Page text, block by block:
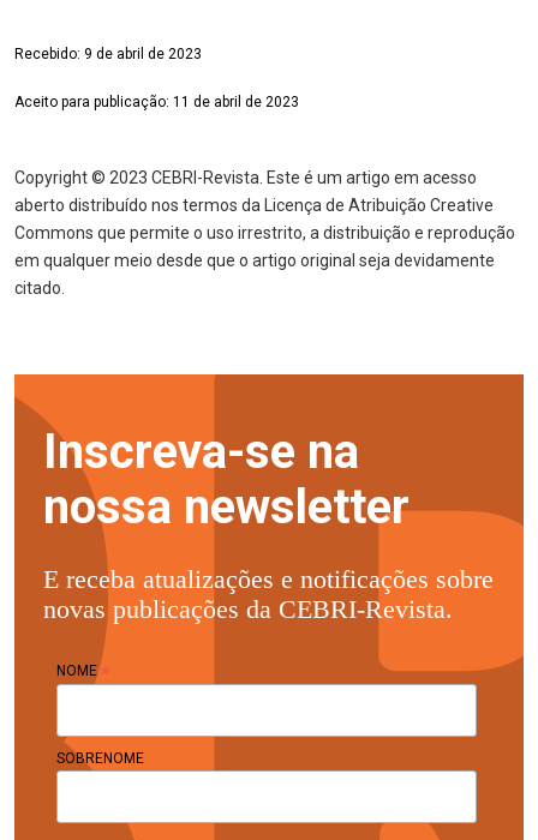
Recebido: 9 de abril de 2023
Aceito para publicação: 11 de abril de 2023
Copyright © 2023 CEBRI-Revista. Este é um artigo em acesso
aberto distribuído nos termos da Licença de Atribuição Creative
Commons que permite o uso irrestrito, a distribuição e reprodução
em qualquer meio desde que o artigo original seja devidamente
citado.
Inscreva-se na
nossa newsletter
E receba atualizações e notificações sobre
novas publicações da CEBRI-Revista.
NOME
SOBRENOME